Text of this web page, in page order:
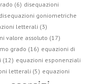
(6) disequazioni
disequazioni goniometriche
letterali (3)
valore assoluto (17)
grado (16) equazioni di
(12) equazioni esponenziali
letterali (5) equazioni